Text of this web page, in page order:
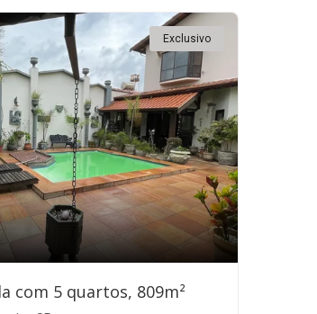
Exclusivo
com 5 quartos, 809m²